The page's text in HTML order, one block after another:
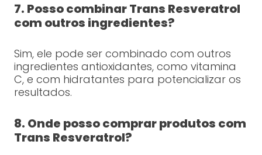
7. Posso combinar Trans Resveratrol
com outros ingredientes?
Sim, ele pode ser combinado com outros
ingredientes antioxidantes, como vitamina
C, e com hidratantes para potencializar os
resultados.
8. Onde posso comprar produtos com
Trans Resveratrol?